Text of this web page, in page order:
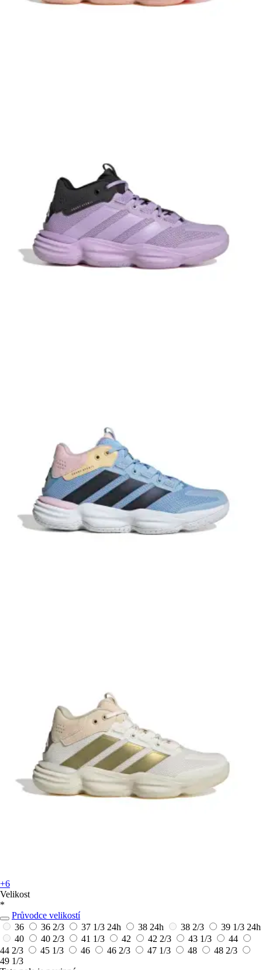
+6
Velikost
*
Průvodce velikostí
36
36 2/3 37 1/3 24h 38 24h 38 2/3 39 1/3 24h
40
40 2/3 41 1/3 42 42 2/3 43 1/3
44
44 2/3
45 1/3 46 46 2/3 47 1/3 48
48 2/3
49 1/3